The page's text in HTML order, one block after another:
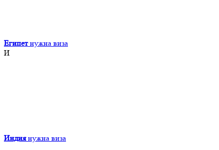
Египет нужна виза
И
Индия нужна виза